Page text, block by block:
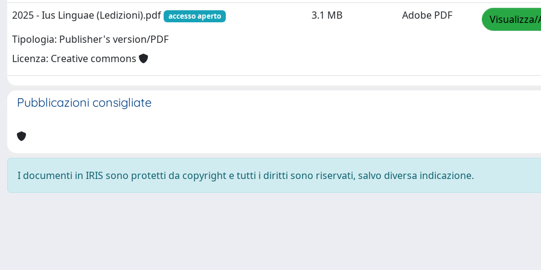
2025 - Ius Linguae (Ledizioni).pdf accesso aperto
Tipologia: Publisher's version/PDF
Licenza: Creative commons
3.1 MB Adobe PDF
Pubblicazioni consigliate
I documenti in IRIS sono protetti da copyright e tutti i diritti sono riservati, salvo diversa indicazione.